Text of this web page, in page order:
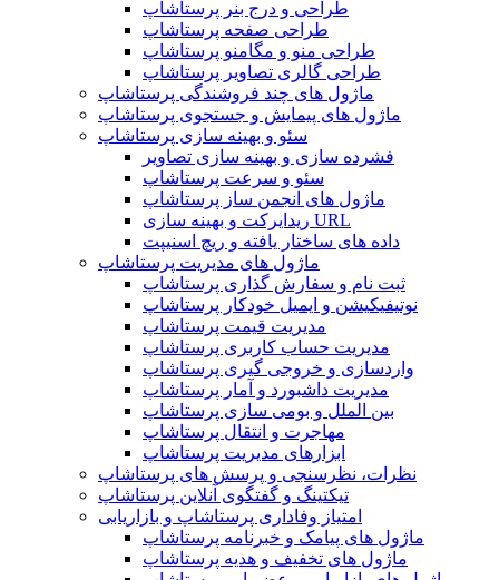
طراحی و درج بنر پرستاشاپ
طراحی صفحه پرستاشاپ
طراحی منو و مگامنو پرستاشاپ
طراحی گالری تصاویر پرستاشاپ
ماژول های چند فروشندگی پرستاشاپ
ماژول های پیمایش و جستجوی پرستاشاپ
سئو و بهینه سازی پرستاشاپ
فشرده سازی و بهینه سازی تصاویر
سئو و سرعت پرستاشاپ
ماژول های انجمن ساز پرستاشاپ
ریدایرکت و بهینه سازی URL
داده های ساختار یافته و ریچ اسنیپت
ماژول های مدیریت پرستاشاپ
ثبت نام و سفارش گذاری پرستاشاپ
نوتیفیکیشن و ایمیل خودکار پرستاشاپ
مدیریت قیمت پرستاشاپ
مدیریت حساب کاربری پرستاشاپ
واردسازی و خروجی گیری پرستاشاپ
مدیریت داشبورد و آمار پرستاشاپ
بین الملل و بومی سازی پرستاشاپ
مهاجرت و انتقال پرستاشاپ
ابزارهای مدیریت پرستاشاپ
نظرات، نظرسنجی و پرسش های پرستاشاپ
تیکتینگ و گفتگوی آنلاین پرستاشاپ
امتیاز وفاداری پرستاشاپ و بازاریابی
ماژول های پیامک و خبرنامه پرستاشاپ
ماژول های تخفیف و هدیه پرستاشاپ